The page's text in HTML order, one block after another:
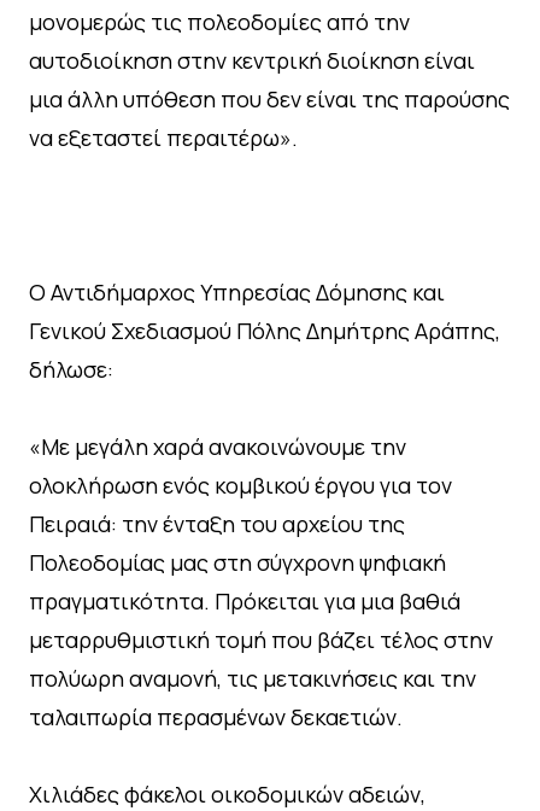
μονομερώς τις πολεοδομίες από την
αυτοδιοίκηση στην κεντρική διοίκηση είναι
μια άλλη υπόθεση που δεν είναι της παρούσης
να εξεταστεί περαιτέρω».
Ο Αντιδήμαρχος Υπηρεσίας Δόμησης και
Γενικού Σχεδιασμού Πόλης Δημήτρης Αράπης,
δήλωσε:
«Με μεγάλη χαρά ανακοινώνουμε την
ολοκλήρωση ενός κομβικού έργου για τον
Πειραιά: την ένταξη του αρχείου της
Πολεοδομίας μας στη σύγχρονη ψηφιακή
πραγματικότητα. Πρόκειται για μια βαθιά
μεταρρυθμιστική τομή που βάζει τέλος στην
πολύωρη αναμονή, τις μετακινήσεις και την
ταλαιπωρία περασμένων δεκαετιών.
Χιλιάδες φάκελοι οικοδομικών αδειών,